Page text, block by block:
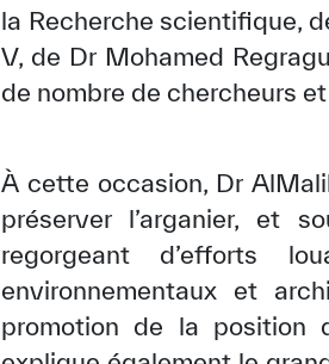
la Recherche scientifique,
V, de Dr Mohamed
de nombre de chercheurs
À cette occasion, Dr
préserver l’arganier, et
regorgeant d’efforts
environnementaux et
promotion de la position